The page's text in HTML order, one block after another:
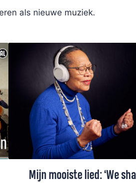
als nieuwe muziek.
Mijn mooiste lied: ‘We